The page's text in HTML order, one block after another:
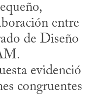
entre
de Diseño
congruentes